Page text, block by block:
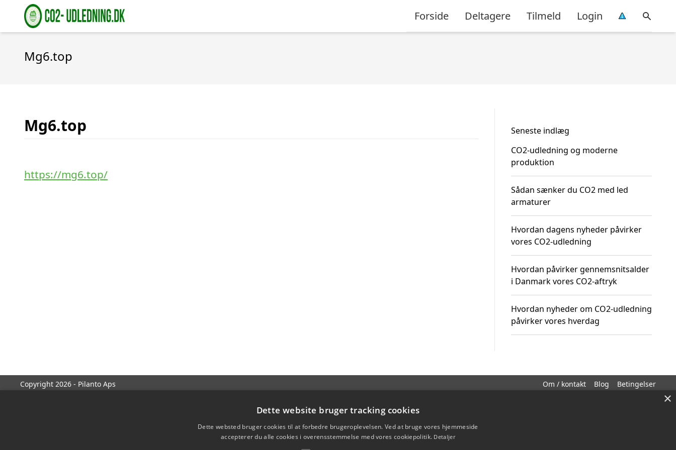
Forside Deltagere Tilmeld Login
Mg6.top
Mg6.top
https://mg6.top/
Seneste indlæg
CO2-udledning og moderne
produktion
Sådan sænker du CO2 med led
armaturer
Hvordan dagens nyheder påvirker
vores CO2-udledning
Hvordan påvirker gennemsnitsalder
i Danmark vores CO2-aftryk
Hvordan nyheder om CO2-udledning
påvirker vores hverdag
Copyright 2026 - Pilanto Aps Om / kontakt Blog Betingelser
×
Dette website bruger tracking cookies
Dette websted bruger cookies til at forbedre brugeroplevelsen. Ved at bruge vores hjemmeside
accepterer du alle cookies i overensstemmelse med vores cookiepolitik. Detaljer